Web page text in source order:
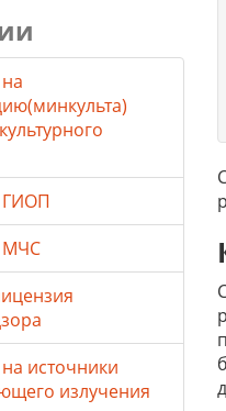
ГИОП
МЧС
источники
излучения